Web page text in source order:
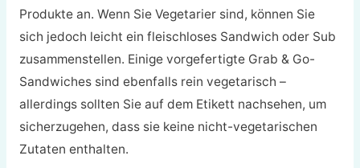
Produkte an. Wenn Sie Vegetarier sind, können Sie
sich jedoch leicht ein fleischloses Sandwich oder Sub
zusammenstellen. Einige vorgefertigte Grab & Go-
Sandwiches sind ebenfalls rein vegetarisch –
allerdings sollten Sie auf dem Etikett nachsehen, um
sicherzugehen, dass sie keine nicht-vegetarischen
Zutaten enthalten.